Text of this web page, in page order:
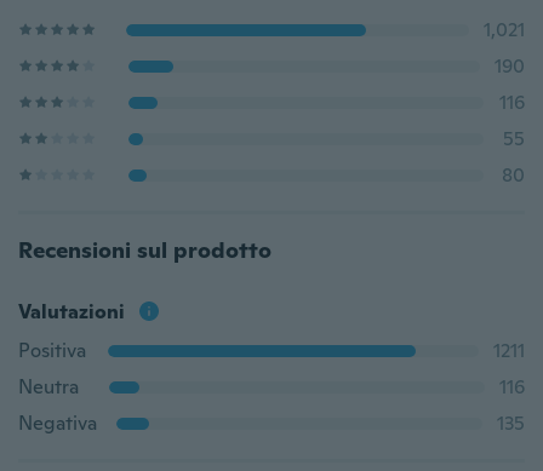
1,021
190
116
55
80
Recensioni sul prodotto
Valutazioni
Positiva
1211
Neutra
116
Negativa
135